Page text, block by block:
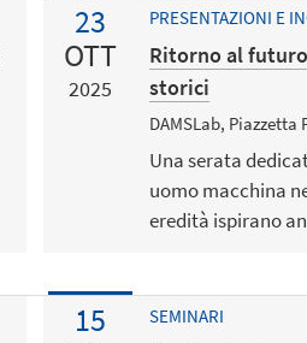
23
OTT
2025
PRESENTAZIONI E
Ritorno al
storici
DAMSLab, Piazzetta
Una serata
uomo macchina
eredità ispirano
15
SEMINARI